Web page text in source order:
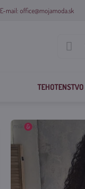
E-mail: office@mojamoda.sk
TEHOTENSTVO